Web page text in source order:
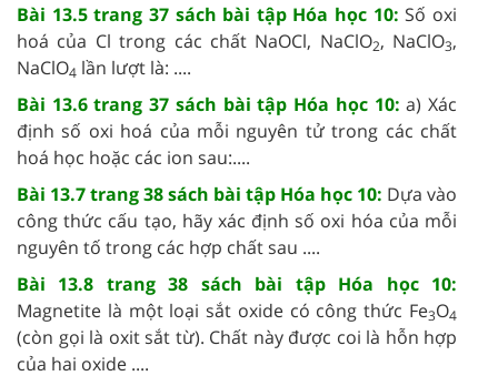
Bài 13.5 trang 37 sách bài tập Hóa học 10: Số oxi
hoá của Cl trong các chất NaOCl, NaClO2, NaClO3,
NaClO4 lần lượt là: ....
Bài 13.6 trang 37 sách bài tập Hóa học 10:a) Xác
định số oxi hoá của mỗi nguyên tử trong các chất
hoá học hoặc các ion sau:....
Bài 13.7 trang 38 sách bài tập Hóa học 10: Dựa vào
công thức cấu tạo, hãy xác định số oxi hóa của mỗi
nguyên tố trong các hợp chất sau ....
Bài 13.8 trang 38 sách bài tập Hóa học 10:
Magnetite là một loại sắt oxide có công thức Fe3O4
(còn gọi là oxit sắt từ). Chất này được coi là hỗn hợp
của hai oxide ....